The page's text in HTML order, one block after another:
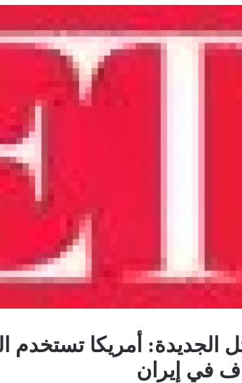
الجديدة: أمريكا تستخدم
في إيران